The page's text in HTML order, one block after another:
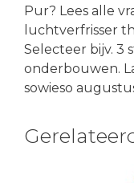
Pur? Lees alle
luchtverfrisser
Selecteer bijv. 3
onderbouwen.
sowieso